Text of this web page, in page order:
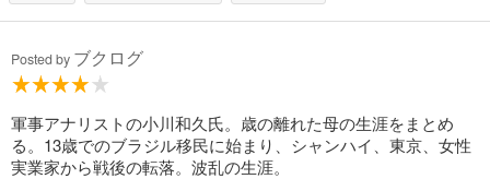
Posted by ブクログ
軍事アナリストの小川和久氏。歳の離れた母の生涯をまとめ
る。13歳でのブラジル移民に始まり、シャンハイ、東京、女性
実業家から戦後の転落。波乱の生涯。